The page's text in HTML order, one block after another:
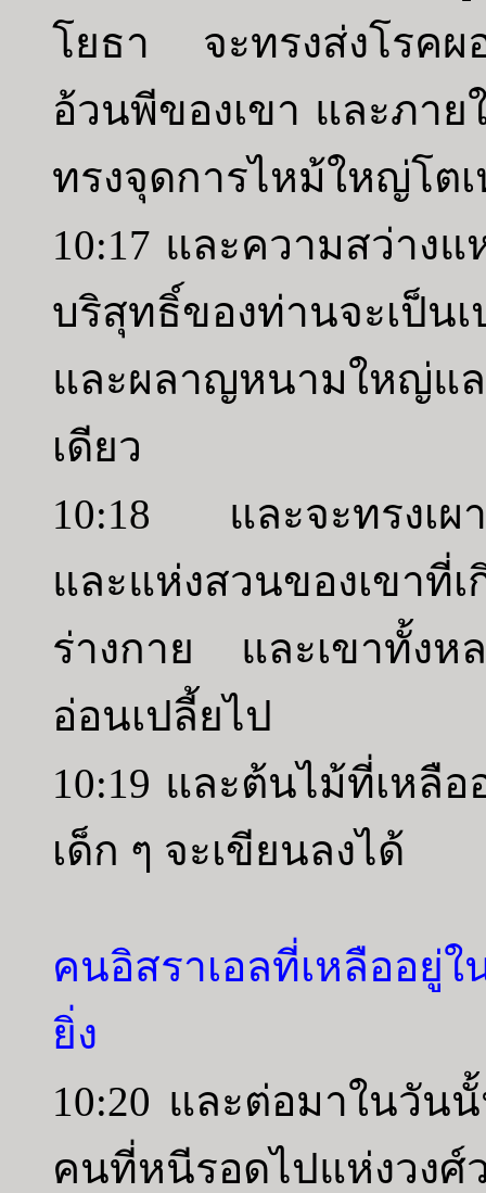
โยธา จะทรงส่งโรคผ
อ้วนพีของเขา และภาย
ทรงจุดการไหม้ใหญ่โต
10:17 และความสว่างแ
บริสุทธิ์ของท่านจะเป็
และผลาญหนามใหญ่แล
เดียว
10:18 และจะทรงเผ
และแห่งสวนของเขา
ร่างกาย และเขาทั้งห
อ่อนเปลี้ยไป
10:19 และต้นไม้ที่เหลื
เด็ก ๆ จะเขียนลงได้
คนอิสราเอลที่เหลืออยู่
ยิ่ง
10:20 และต่อมาในวัน
คนที่หนีรอดไปแห่งวงศ์